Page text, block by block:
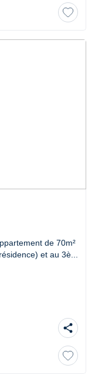
de 70m²
et au 3è...
share